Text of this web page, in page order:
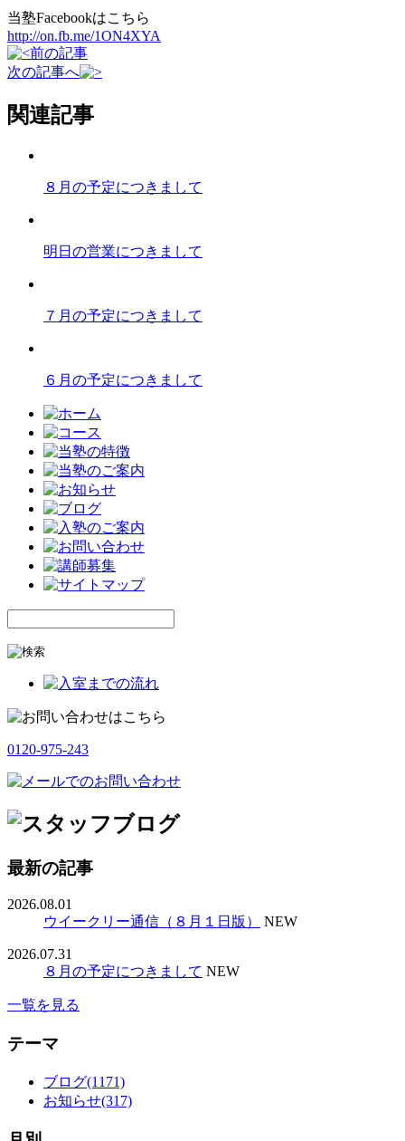
当塾Facebookはこちら
http://on.fb.me/1ON4XYA
前の記事
次の記事へ
関連記事
８月の予定につきまして
明日の営業につきまして
７月の予定につきまして
６月の予定につきまして
0120-975-243
最新の記事
2026.08.01
ウイークリー通信（８月１日版）
NEW
2026.07.31
８月の予定につきまして NEW
一覧を見る
テーマ
ブログ(1171)
お知らせ(317)